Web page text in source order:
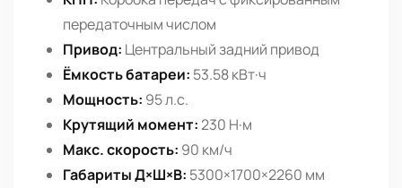
передаточным числом
Привод: Центральный задний привод
Ёмкость батареи: 53.58 кВт·ч
Мощность: 95 л.с.
Крутящий момент:230 Н·м
Макс. скорость: 90 км/ч
Габариты Д×Ш×В: 5300×1700×2260 мм